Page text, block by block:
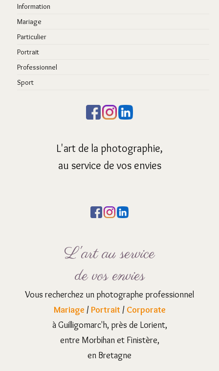
Information
Mariage
Particulier
Portrait
Professionnel
Sport
L'art de la photographie,
au service de vos envies
L'art au service
de vos envies
Vous recherchez un photographe professionnel
Mariage /Portrait / Corporate
à Guilligomarc'h, près de Lorient,
entre Morbihan et Finistère,
en Bretagne